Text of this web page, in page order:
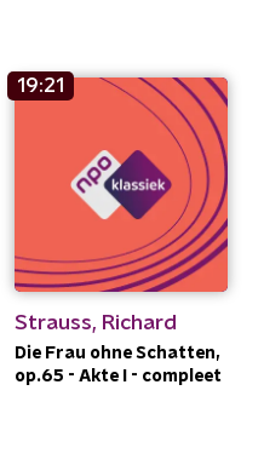
19:21
Strauss, Richard
Die Frau ohne Schatten,
op.65 - Akte I - compleet